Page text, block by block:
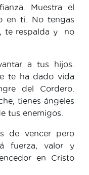
Muestra el
en ti. No tengas
te respalda y no
a tus hijos.
te ha dado vida
del Cordero.
tienes ángeles
tus enemigos.
de vencer pero
fuerza, valor y
en Cristo